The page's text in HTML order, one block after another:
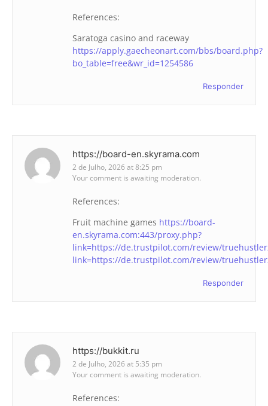
References:
Saratoga casino and raceway
https://apply.gaecheonart.com/bbs/board.php?
bo_table=free&wr_id=1254586
Responder
https://board-en.skyrama.com
2 de Julho, 2026 at 8:25 pm
Your comment is awaiting moderation.
References:
Fruit machine games https://board-
en.skyrama.com:443/proxy.php?
link=https://de.trustpilot.com/review/
link=https://de.trustpilot.com/review/
Responder
https://bukkit.ru
2 de Julho, 2026 at 5:35 pm
Your comment is awaiting moderation.
References: